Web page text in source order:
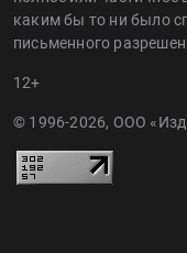
каким бы то ни было
письменного
12+
© 1996-2026, ООО